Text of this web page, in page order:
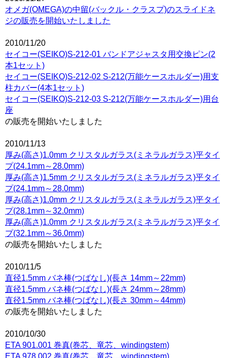
オメガ(OMEGA)の中留(バックル・クラスプ)のスライドネ
ジの販売を開始いたしました
2010/11/20
セイコー(SEIKO)S-212-01 バンドアジャスタ用交換ピン(2
本1セット)
セイコー(SEIKO)S-212-02 S-212(万能ケースホルダー)用支
柱カバー(4本1セット)
セイコー(SEIKO)S-212-03 S-212(万能ケースホルダー)用台
座
の販売を開始いたしました
2010/11/13
厚み(高さ)1.0mm クリスタルガラス(ミネラルガラス)平タイ
プ(24.1mm～28.0mm)
厚み(高さ)1.5mm クリスタルガラス(ミネラルガラス)平タイ
プ(24.1mm～28.0mm)
厚み(高さ)1.0mm クリスタルガラス(ミネラルガラス)平タイ
プ(28.1mm～32.0mm)
厚み(高さ)1.0mm クリスタルガラス(ミネラルガラス)平タイ
プ(32.1mm～36.0mm)
の販売を開始いたしました
2010/11/5
直径1.5mm バネ棒(つばなし)(長さ 14mm～22mm)
直径1.5mm バネ棒(つばなし)(長さ 24mm～28mm)
直径1.5mm バネ棒(つばなし)(長さ 30mm～44mm)
の販売を開始いたしました
2010/10/30
ETA 901.001 巻真(巻芯、竜芯、windingstem)
ETA 978.002 巻真(巻芯、竜芯、windingstem)